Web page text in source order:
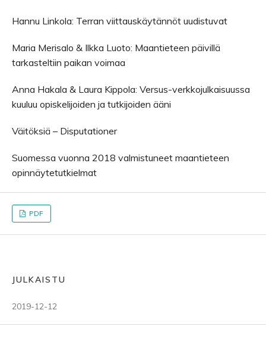
Hannu Linkola: Terran viittauskäytännöt uudistuvat
Maria Merisalo & Ilkka Luoto: Maantieteen päivillä
tarkasteltiin paikan voimaa
Anna Hakala & Laura Kippola: Versus-verkkojulkaisuussa
kuuluu opiskelijoiden ja tutkijoiden ääni
Väitöksiä – Disputationer
Suomessa vuonna 2018 valmistuneet maantieteen
opinnäytetutkielmat
PDF
JULKAISTU
2019-12-12